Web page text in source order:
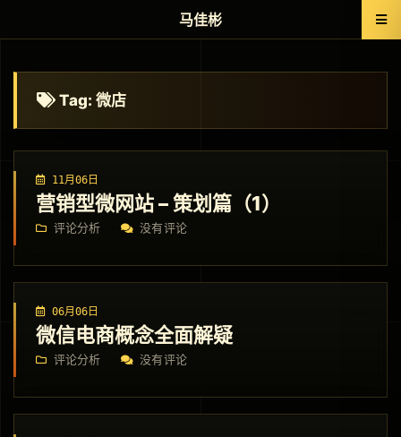
Tag: 微店
11月06日
营销型微网站 – 策划篇（1）
评论分析 没有评论
06月06日
微信电商概念全面解疑
评论分析 没有评论
马佳彬